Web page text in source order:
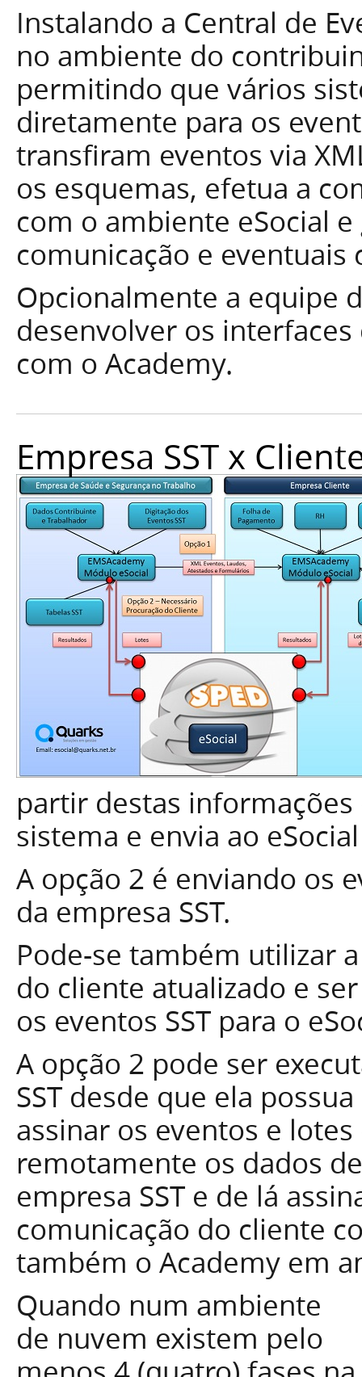
Instalando a Central de
no ambiente do
permitindo que vários
diretamente para os
transfiram eventos via
os esquemas, efetua a
com o ambiente eSocial
comunicação e eventuais
Opcionalmente a equipe
desenvolver os
com o Academy.
Empresa SST x
partir destas
sistema e envia ao eSocial
A opção 2 é enviando os
da empresa SST.
Pode-se também utilizar
do cliente atualizado e
os eventos SST para o
A opção 2 pode ser
SST desde que ela
assinar os eventos e
remotamente os dados
empresa SST e de lá
comunicação do cliente
também o Academy em
Quando num ambiente
de nuvem existem pelo